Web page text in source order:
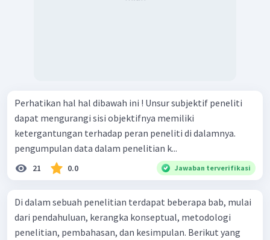
Perhatikan hal hal dibawah ini ! Unsur subjektif peneliti
dapat mengurangi sisi objektifnya memiliki
ketergantungan terhadap peran peneliti di dalamnya.
pengumpulan data dalam penelitian k...
21 0.0 Jawaban terverifikasi
Di dalam sebuah penelitian terdapat beberapa bab, mulai
dari pendahuluan, kerangka konseptual, metodologi
penelitian, pembahasan, dan kesimpulan. Berikut yang